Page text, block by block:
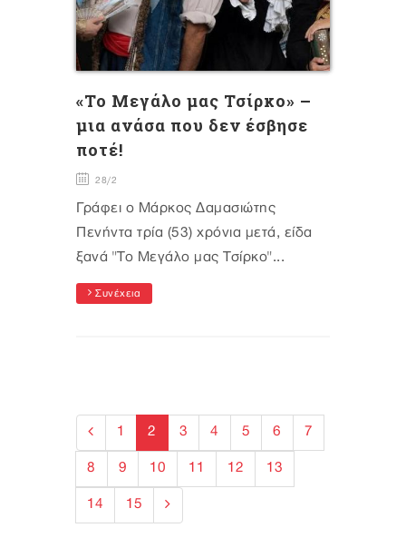
«Το Μεγάλο μας Τσίρκο» –
μια ανάσα που δεν έσβησε
ποτέ!
28/2
Γράφει ο Μάρκος Δαμασιώτης
Πενήντα τρία (53) χρόνια μετά, είδα
ξανά "Το Μεγάλο μας Τσίρκο"...
Συνέχεια
1 2 3 4 5 6 7
8 9 10 11 12 13
14 15